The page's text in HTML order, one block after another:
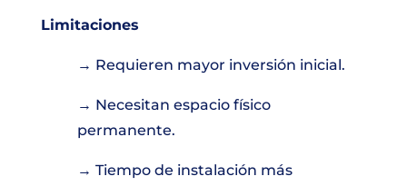
Limitaciones
→ Requieren mayor inversión inicial.
→ Necesitan espacio físico
permanente.
→ Tiempo de instalación más